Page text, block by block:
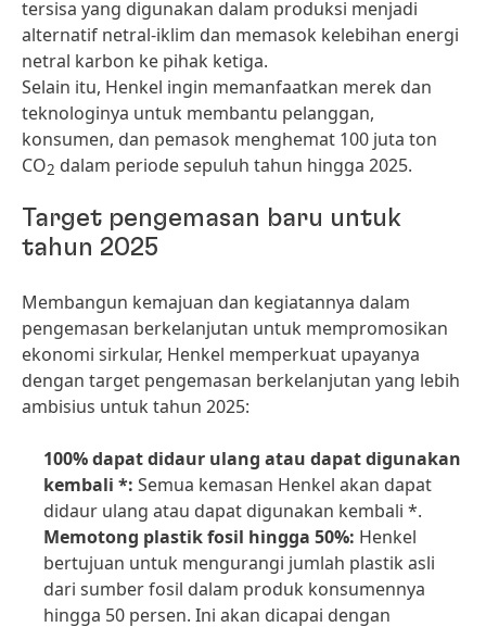
tersisa yang digunakan dalam produksi menjadi
alternatif netral-iklim dan memasok kelebihan energi
netral karbon ke pihak ketiga.
Selain itu, Henkel ingin memanfaatkan merek dan
teknologinya untuk membantu pelanggan,
konsumen, dan pemasok menghemat 100 juta ton
CO2 dalam periode sepuluh tahun hingga 2025.
Target pengemasan baru untuk
tahun 2025
Membangun kemajuan dan kegiatannya dalam
pengemasan berkelanjutan untuk mempromosikan
ekonomi sirkular, Henkel memperkuat upayanya
dengan target pengemasan berkelanjutan yang lebih
ambisius untuk tahun 2025:
100% dapat didaur ulang atau dapat digunakan
kembali *: Semua kemasan Henkel akan dapat
didaur ulang atau dapat digunakan kembali *.
Memotong plastik fosil hingga 50%: Henkel
bertujuan untuk mengurangi jumlah plastik asli
dari sumber fosil dalam produk konsumennya
hingga 50 persen. Ini akan dicapai dengan